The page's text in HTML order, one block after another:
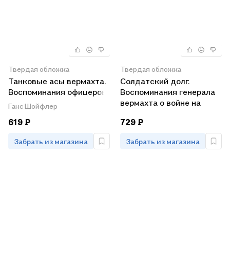
Твердая обложка
Танковые асы вермахта.
Воспоминания офицеров
35-го танкового полка.
1939—1945
Ганс Шойфлер
619 ₽
Забрать из магазина
Твердая обложка
Солдатский долг.
Воспоминания генерала
вермахта о войне на
1939-1945
729 ₽
Забрать из магазина